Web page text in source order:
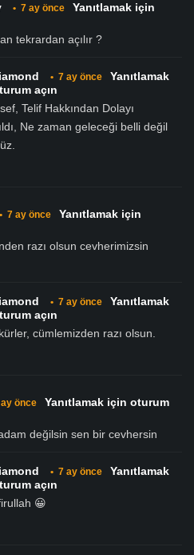
• 7 ay önce
Yanıtlamak için
tekrardan açılır ?
• 7 ay önce
Yanıtlamak
açın
Telif Hakkından Dolayı
Ne zaman geleceği belli değil
• 7 ay önce
Yanıtlamak için
razı olsun cevherimizsin
• 7 ay önce
Yanıtlamak
açın
cümlemizden razı olsun.
önce
Yanıtlamak için oturum
değilsin sen bir cevhersin
• 7 ay önce
Yanıtlamak
açın
😀